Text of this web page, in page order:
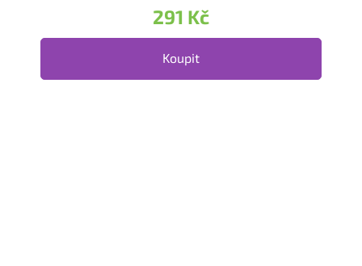
291 Kč
Koupit